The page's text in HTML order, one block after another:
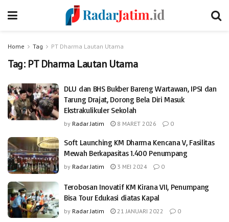
Home Tag PT Dharma Lautan Utama
Tag: PT Dharma Lautan Utama
DLU dan BHS Bukber Bareng Wartawan, IPSI dan
Tarung Drajat, Dorong Bela Diri Masuk
Ekstrakulikuler Sekolah
by Radar Jatim 8 MARET 2026 0
Soft Launching KM Dharma Kencana V, Fasilitas
Mewah Berkapasitas 1.400 Penumpang
by Radar Jatim 3 MEI 2024 0
Terobosan Inovatif KM Kirana VII, Penumpang
Bisa Tour Edukasi diatas Kapal
by Radar Jatim 21 JANUARI 2022 0